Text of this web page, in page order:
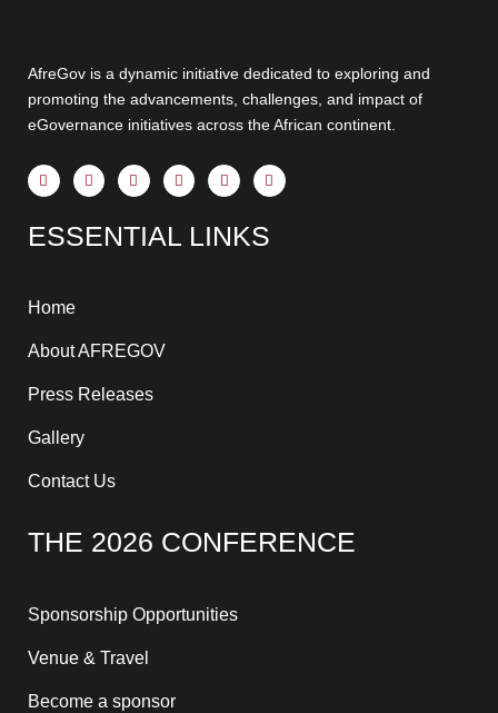
AfreGov is a dynamic initiative dedicated to exploring and
promoting the advancements, challenges, and impact of
eGovernance initiatives across the African continent.
F
a
c
b
o
f
X
-
t
i
t
Y
o
u
u
b
I
n
s
g
T
h
r
a
d
L
i
n
e
d
ESSENTIAL LINKS
Home
About AFREGOV
Press Releases
Gallery
Contact Us
THE 2026 CONFERENCE
Sponsorship Opportunities
Venue & Travel
Become a sponsor